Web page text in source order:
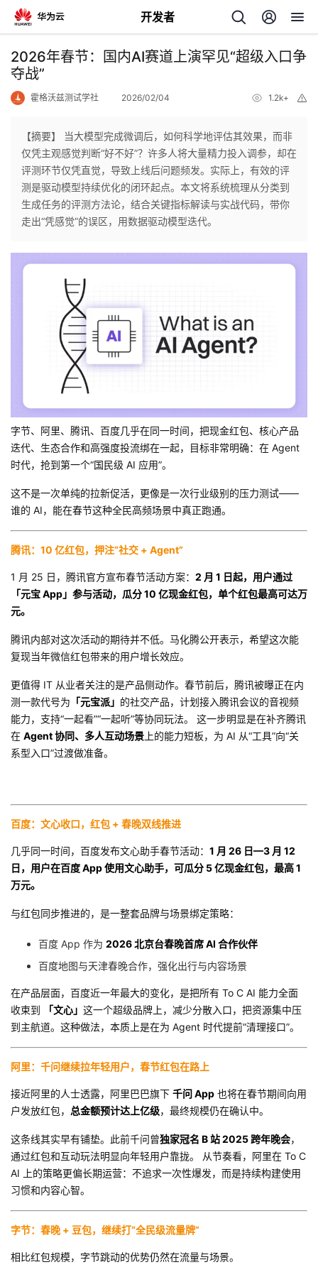
开发者
返
回
个
人
页
我
开
的
博
我
的
坛
我
圈
子
的
直
播
我
的
活
我
的
注
我
的
开
发
者
学
我
的
课
我
的
证
我
实
验
的
收
藏
我
的
Programs
我
的
支
持
的
技
术
我
的
云
议
2026年春节：国内AI赛道上演罕见“超级入口争
夺战”
霍格沃兹测试学社 2026/02/04 1.2k+
【摘要】 当大模型完成微调后，如何科学地评估其效果，而非
仅凭主观感觉判断“好不好”？许多人将大量精力投入调参，却在
评测环节仅凭直觉，导致上线后问题频发。实际上，有效的评
测是驱动模型持续优化的闭环起点。本文将系统梳理从分类到
生成任务的评测方法论，结合关键指标解读与实战代码，带你
走出“凭感觉”的误区，用数据驱动模型迭代。
字节、阿里、腾讯、百度几乎在同一时间，把现金红包、核心产品
迭代、生态合作和高强度投流绑在一起，目标非常明确：在 Agent
时代，抢到第一个“国民级 AI 应用”。
这不是一次单纯的拉新促活，更像是一次行业级别的压力测试——
谁的 AI，能在春节这种全民高频场景中真正跑通。
腾讯：10 亿红包，押注“社交 + Agent”
1 月 25 日，腾讯官方宣布春节活动方案： 2 月 1 日起，用户通过
「元宝 App」参与活动，瓜分 10 亿现金红包，单个红包最高可达万
元。
腾讯内部对这次活动的期待并不低。马化腾公开表示，希望这次能
复现当年微信红包带来的用户增长效应。
更值得 IT 从业者关注的是产品侧动作。春节前后，腾讯被曝正在内
测一款代号为 「元宝派」 的社交产品，计划接入腾讯会议的音视频
能力，支持“一起看”“一起听”等协同玩法。 这一步明显是在补齐腾讯
在 Agent 协同、多人互动场景 上的能力短板，为 AI 从“工具”向“关
系型入口”过渡做准备。
百度：文心收口，红包 + 春晚双线推进
几乎同一时间，百度发布文心助手春节活动： 1 月 26 日—3 月 12
日，用户在百度 App 使用文心助手，可瓜分 5 亿现金红包，最高 1
万元。
与红包同步推进的，是一整套品牌与场景绑定策略：
百度 App 作为 2026 北京台春晚首席 AI 合作伙伴
百度地图与天津春晚合作，强化出行与内容场景
在产品层面，百度近一年最大的变化，是把所有 To C AI 能力全面
收束到
「文心」 这一个超级品牌上，减少分散入口，把资源集中压
到主航道。这种做法，本质上是在为 Agent 时代提前“清理接口”。
阿里：千问继续拉年轻用户，春节红包在路上
接近阿里的人士透露，阿里巴巴旗下 千问 App 也将在春节期间向用
户发放红包， 总金额预计达上亿级，最终规模仍在确认中。
这条线其实早有铺垫。此前千问曾独家冠名 B 站 2025 跨年晚会，
通过红包和互动玩法明显向年轻用户靠拢。 从节奏看，阿里在 To C
AI 上的策略更偏长期运营：不追求一次性爆发，而是持续构建使用
习惯和内容心智。
字节：春晚 + 豆包，继续打“全民级流量牌”
相比红包规模，字节跳动的优势仍然在流量与场景。